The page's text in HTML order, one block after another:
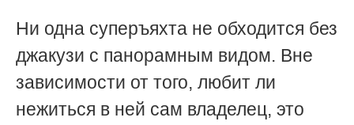
Ни одна суперъяхта не обходится без
джакузи с панорамным видом. Вне
зависимости от того, любит ли
нежиться в ней сам владелец, это